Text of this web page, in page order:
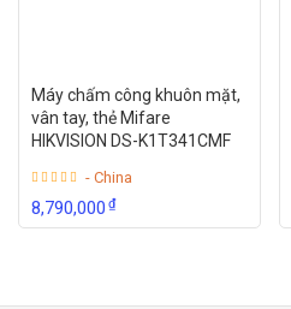
Máy chấm công khuôn mặt,
vân tay, thẻ Mifare
HIKVISION DS-K1T341CMF
- China
8,790,000₫